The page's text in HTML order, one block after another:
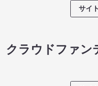
サイ
クラウドファン